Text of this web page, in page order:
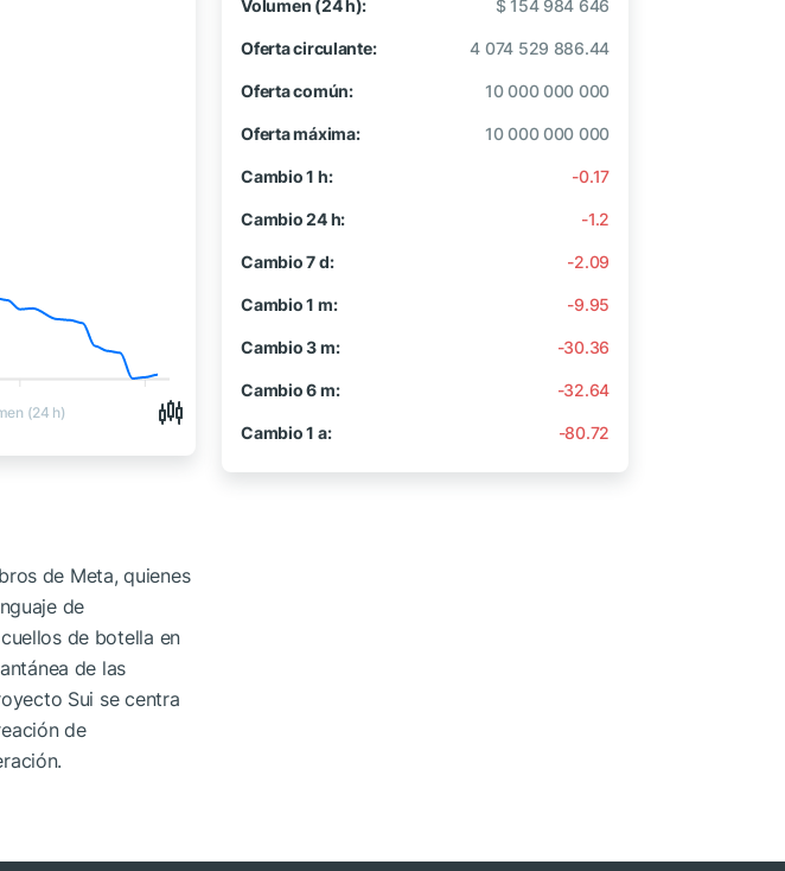
(24 h)
Volumen (24 h): $ 154 984 646
Oferta circulante: 4 074 529 886.44
Oferta común: 10 000 000 000
Oferta máxima: 10 000 000 000
Cambio 1 h: -0.17
Cambio 24 h: -1.2
Cambio 7 d: -2.09
Cambio 1 m: -9.95
Cambio 3 m: -30.36
Cambio 6 m: -32.64
Cambio 1 a: -80.72
de Meta, quienes
de
de botella en
de las
Sui se centra
de